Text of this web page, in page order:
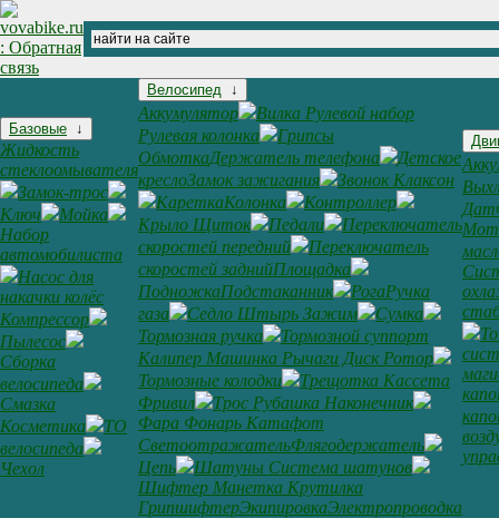
Базовые ↓
Жидкость
стеклоомывателя
Замок-трос
Ключ
Мойка
Набор
автомобилиста
Насос для
накачки колёс
Компрессор
Пылесос
Сборка
велосипеда
Смазка
Косметика
ТО
велосипеда
Чехол
Велосипед ↓
Аккумулятор
Вилка Рулевой набор
Рулевая колонка
Грипсы
ОбмоткаДержатель телефона
Детское
креслоЗамок зажигания
Звонок Клаксон
КареткаКолонка
Контроллер
Крыло Щиток
Педали
Переключатель
скоростей передний
Переключатель
скоростей заднийПлощадка
ПодножкаПодстаканник РогаРучка
газа
Седло Штырь Зажим
Сумка
Тормозная ручка
Тормозной суппорт
Калипер Машинка Рычаги Диск Ротор
Тормозные колодки
Трещотка Кассета
Фривил
Трос Рубашка Наконечник
Фара Фонарь Катафот
СветоотражательФлягодержатель
Цепь
Шатуны Система шатунов
Шифтер Манетка Крутилка
ГрипшифтерЭкипировкаЭлектропроводка